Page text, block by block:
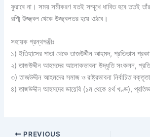
ফুরাবে না। সময় সমীকরণ যতই সম্মূখে ধাবিত হবে ততই
রশ্মি উজ্জ্বল থেকে উজ্জ্বলতর হয়ে ওঠবে।
সহায়ক গ্রন্থপঞ্জীঃ
১) ইতিহাসের পাতা থেকে তাজউদ্দীন আহমদ, প্রতিভাস
২) তাজউদ্দীন আহমদের আলোকভাবনা উদ্ধৃতি সংকলন,
৩) তাজউদ্দীন আহমদের সমাজ ও রাষ্ট্রভাবনা নির্বাচিত
৪) তাজউদ্দীন আহমদের ডায়েরি (১ম থেকে ৪র্থ খণ্ড),
PREVIOUS